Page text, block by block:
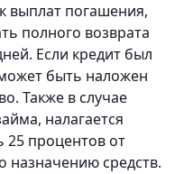
выплат погашения,
полного возврата
Если кредит был
быть наложен
Также в случае
налагается
25 процентов от
назначению средств.